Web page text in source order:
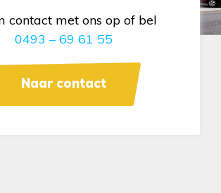
contact met ons op of bel
0493 – 69 61 55
Naar contact